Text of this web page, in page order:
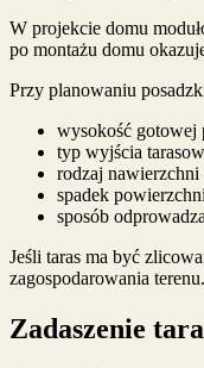
W projekcie domu
po montażu domu
Przy planowaniu
wysokość gotowej
typ wyjścia
rodzaj nawierzchni
spadek
sposób
Jeśli taras ma być
zagospodarowania
Zadaszenie